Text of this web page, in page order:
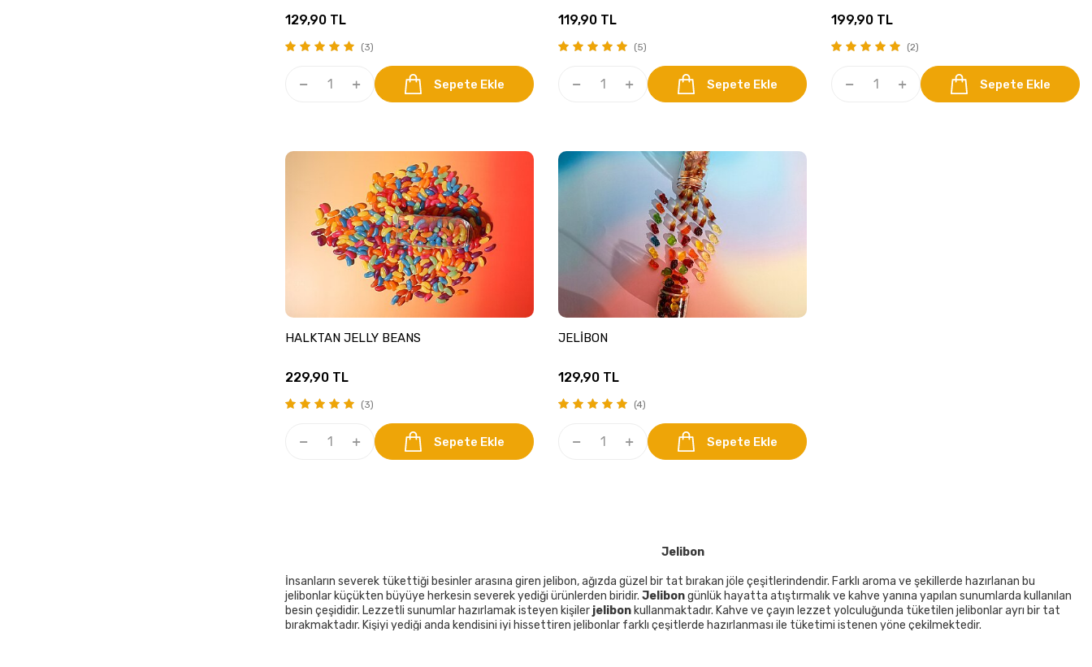
129,90 TL
(3)
Sepete Ekle
119,90 TL
(5)
Sepete Ekle
199,90 TL
(2)
Sepete Ekle
HALKTAN JELLY BEANS
229,90 TL
(3)
Sepete Ekle
JELİBON
129,90 TL
(4)
Sepete Ekle
Jelibon
İnsanların severek tükettiği besinler arasına giren jelibon, ağızda güzel bir tat bırakan jöle çeşitlerindendir. Farklı aroma ve şekillerde hazırlanan bu
jelibonlar küçükten büyüye herkesin severek yediği ürünlerden biridir. Jelibongünlük hayatta atıştırmalık ve kahve yanına yapılan sunumlarda kullanılan
besin çeşididir. Lezzetli sunumlar hazırlamak isteyen kişiler jelibon kullanmaktadır. Kahve ve çayın lezzet yolculuğunda tüketilen jelibonlar ayrı bir tat
bırakmaktadır. Kişiyi yediği anda kendisini iyi hissettiren jelibonlar farklı çeşitlerde hazırlanması ile tüketimi istenen yöne çekilmektedir.